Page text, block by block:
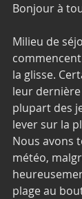
Bonjour à
Milieu de
la glisse.
leur
plupart des
lever sur la
Nous avons
météo,
plage au